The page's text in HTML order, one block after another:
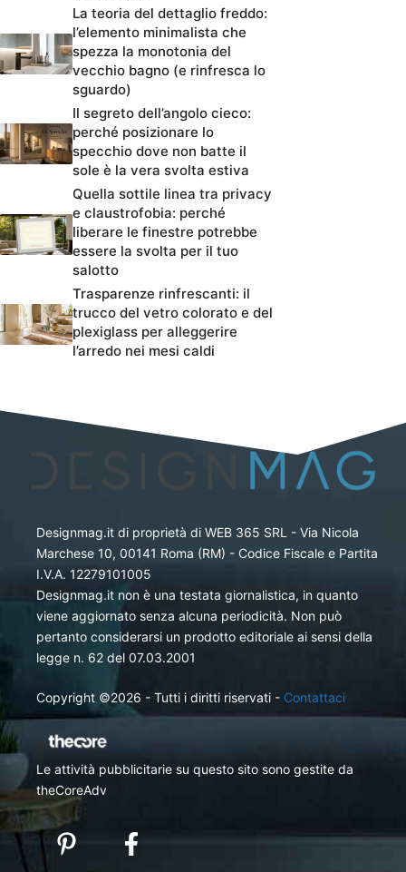
La teoria del dettaglio freddo:
l’elemento minimalista che
spezza la monotonia del
vecchio bagno (e rinfresca lo
sguardo)
Il segreto dell’angolo cieco:
perché posizionare lo
specchio dove non batte il
sole è la vera svolta estiva
Quella sottile linea tra privacy
e claustrofobia: perché
liberare le finestre potrebbe
essere la svolta per il tuo
salotto
Trasparenze rinfrescanti: il
trucco del vetro colorato e del
plexiglass per alleggerire
l’arredo nei mesi caldi
Designmag.it di proprietà di WEB 365 SRL - Via Nicola
Marchese 10, 00141 Roma (RM) - Codice Fiscale e Partita
I.V.A. 12279101005
Designmag.it non è una testata giornalistica, in quanto
viene aggiornato senza alcuna periodicità. Non può
pertanto considerarsi un prodotto editoriale ai sensi della
legge n. 62 del 07.03.2001
Copyright ©2026 - Tutti i diritti riservati - Contattaci
Le attività pubblicitarie su questo sito sono gestite da
theCoreAdv